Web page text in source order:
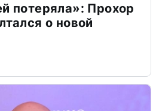
потеряла»: Прохор
о новой